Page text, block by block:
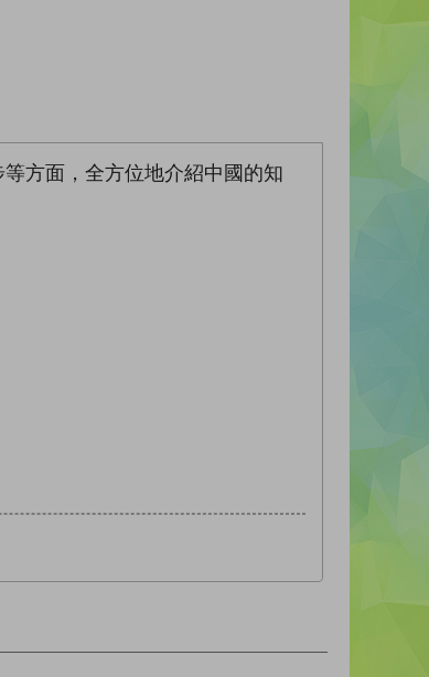
方面，全方位地介紹中國的知